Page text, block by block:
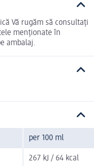
Vă rugăm să consultați
menționate în
ambalaj.
per 100 ml
267 kJ / 64 kcal